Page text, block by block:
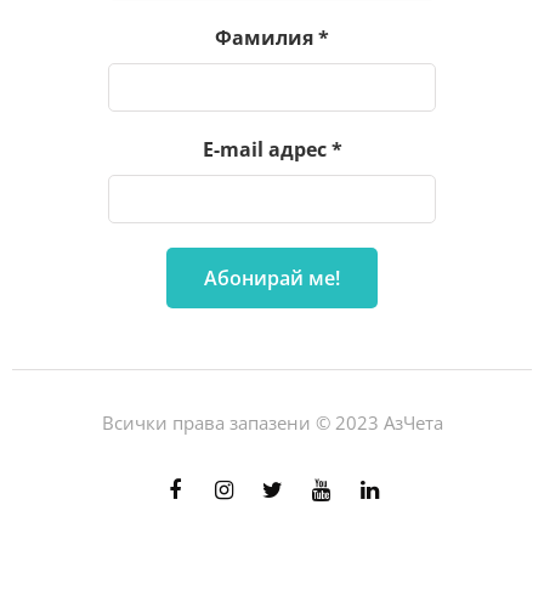
Фамилия*
E-mail адрес*
Всички права запазени © 2023 АзЧета